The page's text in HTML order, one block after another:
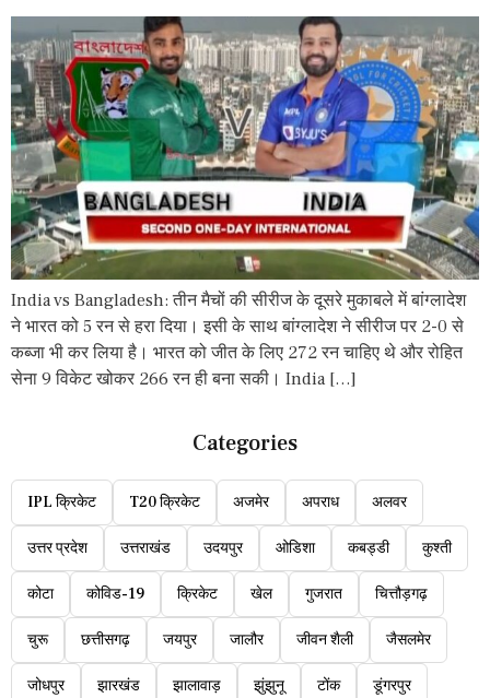
India vs Bangladesh: तीन मैचों की सीरीज के दूसरे मुकाबले में बांग्लादेश
ने भारत को 5 रन से हरा दिया। इसी के साथ बांग्लादेश ने सीरीज पर 2-0 से
कब्जा भी कर लिया है। भारत को जीत के लिए 272 रन चाहिए थे और रोहित
सेना 9 विकेट खोकर 266 रन ही बना सकी। India […]
Categories
IPL क्रिकेट T20 क्रिकेट अजमेर अपराध अलवर
उत्तर प्रदेश उत्तराखंड उदयपुर ओडिशा कबड्डी कुश्ती
कोटा कोविड-19 क्रिकेट खेल गुजरात चित्तौड़गढ़
चुरू छत्तीसगढ़ जयपुर जालौर जीवन शैली जैसलमेर
जोधपुर झारखंड झालावाड़ झुंझुनू टोंक डूंगरपुर